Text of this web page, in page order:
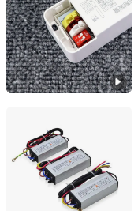
Guangdong, China
Changzhou Eagle
Jiangsu, China